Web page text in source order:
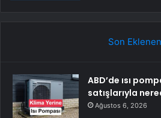
Son Eklenen
ABD’de ısı
satışlarıyla
Ağustos 6, 2026